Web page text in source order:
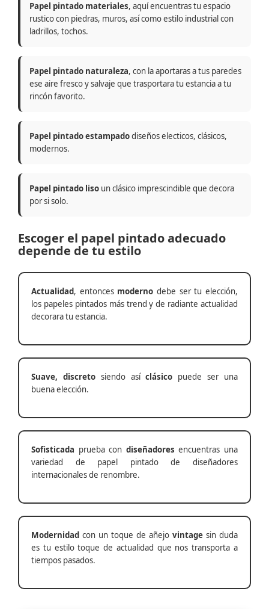
Papel pintado materiales, aquí encuentras tu espacio
rustico con piedras, muros, así como estilo industrial con
ladrillos, tochos.
Papel pintado naturaleza, con la aportaras a tus paredes
ese aire fresco y salvaje que trasportara tu estancia a tu
rincón favorito.
Papel pintado estampadodiseños electicos, clásicos,
modernos.
Papel pintado liso un clásico imprescindible que decora
por si solo.
Escoger el papel pintado adecuado
depende de tu estilo
Actualidad, entonces moderno debe ser tu elección,
los papeles pintados más trend y de radiante actualidad
decorara tu estancia.
Suave, discretosiendo asíclásico puede ser una
buena elección.
Sofisticada prueba con diseñadores encuentras una
variedad de papel pintado de diseñadores
internacionales de renombre.
Modernidad con un toque de añejo vintage sin duda
es tu estilo toque de actualidad que nos transporta a
tiempos pasados.